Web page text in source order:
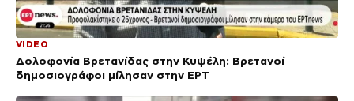
VIDEO
Δολοφονία Βρετανίδας στην Κυψέλη: Bρετανοί
δημοσιογράφοι μίλησαν στην ΕΡΤ